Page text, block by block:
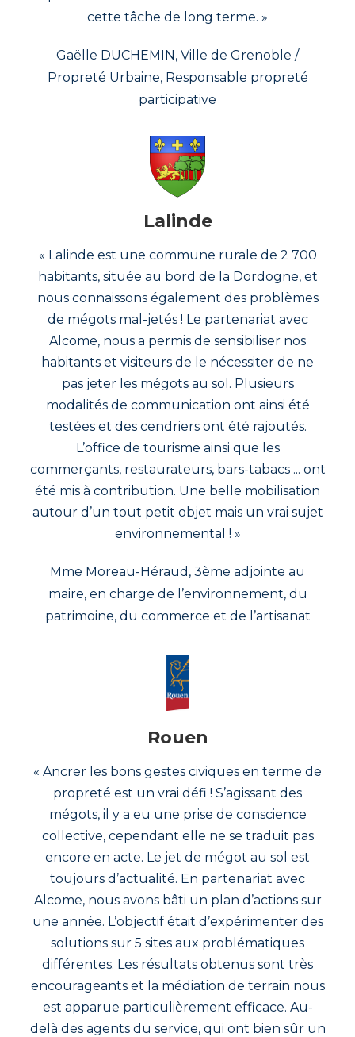
cette tâche de long terme. »
Gaëlle DUCHEMIN, Ville de Grenoble /
Propreté Urbaine, Responsable propreté
participative
Lalinde
« Lalinde est une commune rurale de 2 700
habitants, située au bord de la Dordogne, et
nous connaissons également des problèmes
de mégots mal-jetés ! Le partenariat avec
Alcome, nous a permis de sensibiliser nos
habitants et visiteurs de le nécessiter de ne
pas jeter les mégots au sol. Plusieurs
modalités de communication ont ainsi été
testées et des cendriers ont été rajoutés.
L’office de tourisme ainsi que les
commerçants, restaurateurs, bars-tabacs ... ont
été mis à contribution. Une belle mobilisation
autour d’un tout petit objet mais un vrai sujet
environnemental ! »
Mme Moreau-Héraud, 3ème adjointe au
maire, en charge de l’environnement, du
patrimoine, du commerce et de l’artisanat
Rouen
« Ancrer les bons gestes civiques en terme de
propreté est un vrai défi ! S’agissant des
mégots, il y a eu une prise de conscience
collective, cependant elle ne se traduit pas
encore en acte. Le jet de mégot au sol est
toujours d’actualité. En partenariat avec
Alcome, nous avons bâti un plan d’actions sur
une année. L’objectif était d’expérimenter des
solutions sur 5 sites aux problématiques
différentes. Les résultats obtenus sont très
encourageants et la médiation de terrain nous
est apparue particulièrement efficace. Au-
delà des agents du service, qui ont bien sûr un